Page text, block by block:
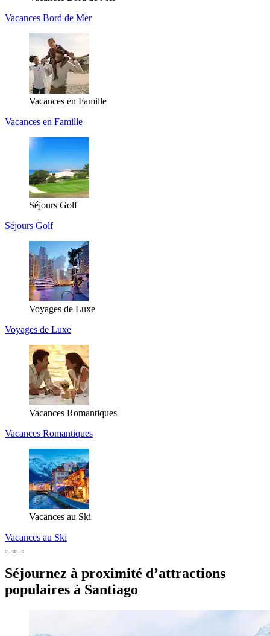
Vacances Bord de Mer
Vacances en Famille
Vacances en Famille
Séjours Golf
Séjours Golf
Voyages de Luxe
Voyages de Luxe
Vacances Romantiques
Vacances Romantiques
Vacances au Ski
Vacances au Ski
Séjournez à proximité d’attractions
populaires à Santiago